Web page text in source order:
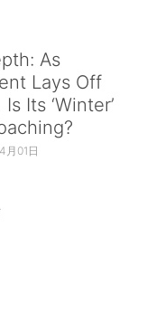
As
Lays Off
Its ‘Winter’
月01日